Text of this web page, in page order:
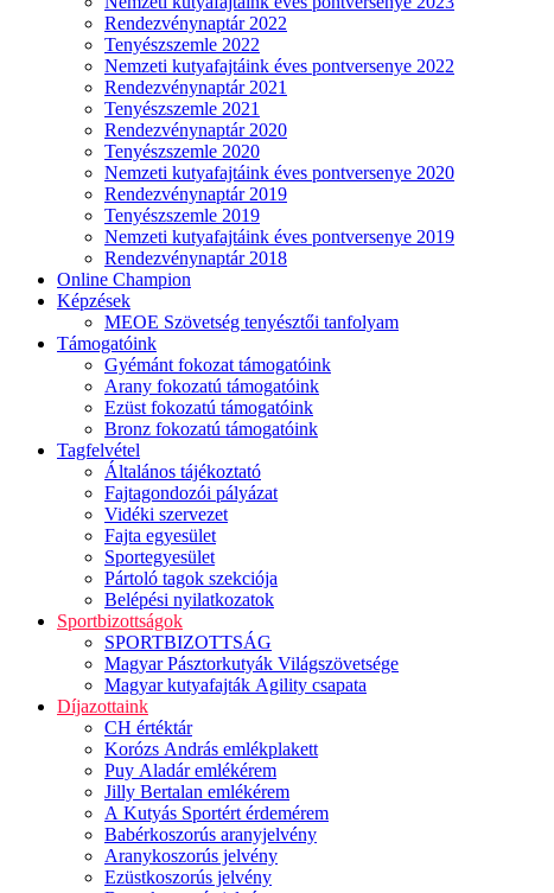
Rendezvénynaptár 2022
Tenyészszemle 2022
Nemzeti kutyafajtáink éves pontversenye 2022
Rendezvénynaptár 2021
Tenyészszemle 2021
Rendezvénynaptár 2020
Tenyészszemle 2020
Nemzeti kutyafajtáink éves pontversenye 2020
Rendezvénynaptár 2019
Tenyészszemle 2019
Nemzeti kutyafajtáink éves pontversenye 2019
Rendezvénynaptár 2018
Online Champion
Képzések
MEOE Szövetség tenyésztői tanfolyam
Támogatóink
Gyémánt fokozat támogatóink
Arany fokozatú támogatóink
Ezüst fokozatú támogatóink
Bronz fokozatú támogatóink
Tagfelvétel
Általános tájékoztató
Fajtagondozói pályázat
Vidéki szervezet
Fajta egyesület
Sportegyesület
Pártoló tagok szekciója
Belépési nyilatkozatok
Sportbizottságok
SPORTBIZOTTSÁG
Magyar Pásztorkutyák Világszövetsége
Magyar kutyafajták Agility csapata
Díjazottaink
CH értéktár
Korózs András emlékplakett
Puy Aladár emlékérem
Jilly Bertalan emlékérem
A Kutyás Sportért érdemérem
Babérkoszorús aranyjelvény
Aranykoszorús jelvény
Ezüstkoszorús jelvény